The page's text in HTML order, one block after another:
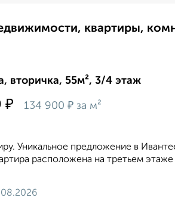
квартиры,
вторичка, 55м², 3/4 этаж
₽ 134 900 ₽ за м²
Уникальное предложение в
расположена на третьем